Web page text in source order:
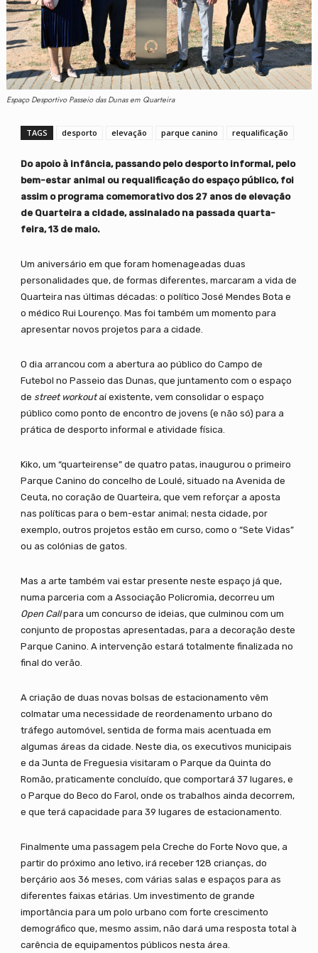
Espaço Desportivo Passeio das Dunas em Quarteira
TAGS desporto elevação parque canino requalificação
Do apoio à infância, passando pelo desporto informal, pelo
bem-estar animal ou requalificação do espaço público, foi
assim o programa comemorativo dos 27 anos de elevação
de Quarteira a cidade, assinalado na passada quarta-
feira, 13 de maio.
Um aniversário em que foram homenageadas duas
personalidades que, de formas diferentes, marcaram a vida de
Quarteira nas últimas décadas: o político José Mendes Bota e
o médico Rui Lourenço. Mas foi também um momento para
apresentar novos projetos para a cidade.
O dia arrancou com a abertura ao público do Campo de
Futebol no Passeio das Dunas, que juntamento com o espaço
de street workoutaí existente, vem consolidar o espaço
público como ponto de encontro de jovens (e não só) para a
prática de desporto informal e atividade física.
Kiko, um “quarteirense” de quatro patas, inaugurou o primeiro
Parque Canino do concelho de Loulé, situado na Avenida de
Ceuta, no coração de Quarteira, que vem reforçar a aposta
nas políticas para o bem-estar animal; nesta cidade, por
exemplo, outros projetos estão em curso, como o “Sete Vidas”
ou as colónias de gatos.
Mas a arte também vai estar presente neste espaço já que,
numa parceria com a Associação Policromia, decorreu um
Open Callpara um concurso de ideias, que culminou com um
conjunto de propostas apresentadas, para a decoração deste
Parque Canino. A intervenção estará totalmente finalizada no
final do verão.
A criação de duas novas bolsas de estacionamento vêm
colmatar uma necessidade de reordenamento urbano do
tráfego automóvel, sentida de forma mais acentuada em
algumas áreas da cidade. Neste dia, os executivos municipais
e da Junta de Freguesia visitaram o Parque da Quinta do
Romão, praticamente concluído, que comportará 37 lugares, e
o Parque do Beco do Farol, onde os trabalhos ainda decorrem,
e que terá capacidade para 39 lugares de estacionamento.
Finalmente uma passagem pela Creche do Forte Novo que, a
partir do próximo ano letivo, irá receber 128 crianças, do
berçário aos 36 meses, com várias salas e espaços para as
diferentes faixas etárias. Um investimento de grande
importância para um polo urbano com forte crescimento
demográfico que, mesmo assim, não dará uma resposta total à
carência de equipamentos públicos nesta área.